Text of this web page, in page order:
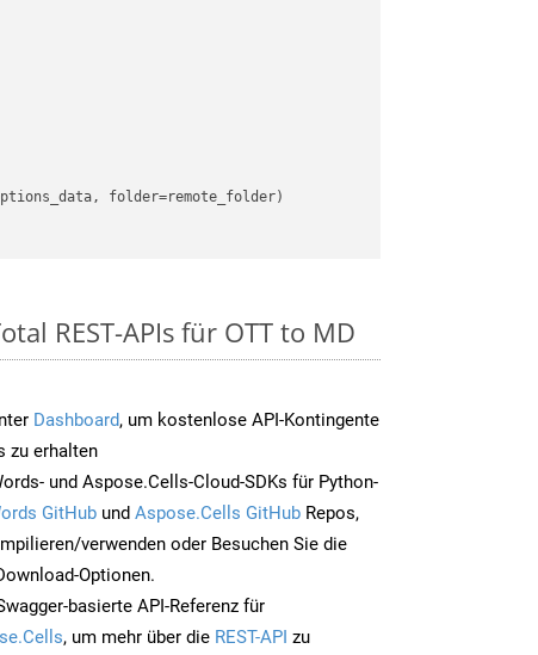
REST-APIs für OTT to MD
Dashboard, um kostenlose API-Kontingente
zu erhalten
und Aspose.Cells-Cloud-SDKs für Python-
GitHub und Aspose.Cells GitHub Repos,
verwenden oder Besuchen Sie die
Optionen.
basierte API-Referenz für
, um mehr über die REST-API zu